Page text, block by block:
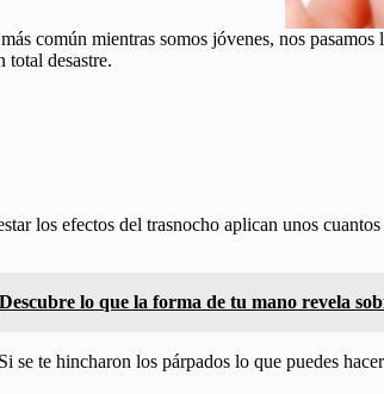
común mientras somos jóvenes, nos
total desastre.
los efectos del trasnocho aplican unos
Descubre lo que la forma de tu mano revela
Si se te hincharon los párpados lo que puedes